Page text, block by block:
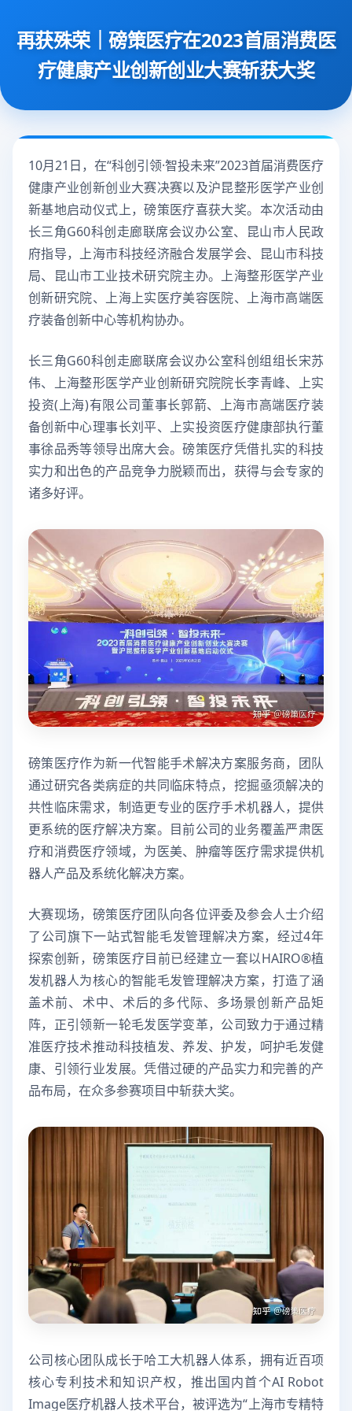
再获殊荣｜磅策医疗在2023首届消费医
疗健康产业创新创业大赛斩获大奖
10月21日，在“科创引领·智投未来”2023首届消费医疗
健康产业创新创业大赛决赛以及沪昆整形医学产业创
新基地启动仪式上，磅策医疗喜获大奖。本次活动由
长三角G60科创走廊联席会议办公室、昆山市人民政
府指导，上海市科技经济融合发展学会、昆山市科技
局、昆山市工业技术研究院主办。上海整形医学产业
创新研究院、上海上实医疗美容医院、上海市高端医
疗装备创新中心等机构协办。
长三角G60科创走廊联席会议办公室科创组组长宋苏
伟、上海整形医学产业创新研究院院长李青峰、上实
投资(上海)有限公司董事长郭箭、上海市高端医疗装
备创新中心理事长刘平、上实投资医疗健康部执行董
事徐品秀等领导出席大会。磅策医疗凭借扎实的科技
实力和出色的产品竞争力脱颖而出，获得与会专家的
诸多好评。
磅策医疗作为新一代智能手术解决方案服务商，团队
通过研究各类病症的共同临床特点，挖掘亟须解决的
共性临床需求，制造更专业的医疗手术机器人，提供
更系统的医疗解决方案。目前公司的业务覆盖严肃医
疗和消费医疗领域，为医美、肿瘤等医疗需求提供机
器人产品及系统化解决方案。
大赛现场，磅策医疗团队向各位评委及参会人士介绍
了公司旗下一站式智能毛发管理解决方案，经过4年
探索创新，磅策医疗目前已经建立一套以HAIRO®️植
发机器人为核心的智能毛发管理解决方案，打造了涵
盖术前、术中、术后的多代际、多场景创新产品矩
阵，正引领新一轮毛发医学变革，公司致力于通过精
准医疗技术推动科技植发、养发、护发，呵护毛发健
康、引领行业发展。凭借过硬的产品实力和完善的产
品布局，在众多参赛项目中斩获大奖。
公司核心团队成长于哈工大机器人体系，拥有近百项
核心专利技术和知识产权，推出国内首个AI Robot
Image医疗机器人技术平台，被评选为“上海市专精特